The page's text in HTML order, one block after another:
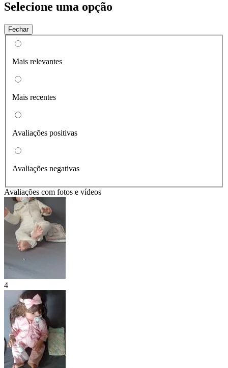
Selecione uma opção
Fechar
Mais relevantes
Mais recentes
Avaliações positivas
Avaliações negativas
Avaliações com fotos e vídeos
4